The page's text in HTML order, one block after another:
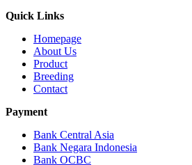
Quick Links
Homepage
About Us
Product
Breeding
Contact
Payment
Bank Central Asia
Bank Negara Indonesia
Bank OCBC